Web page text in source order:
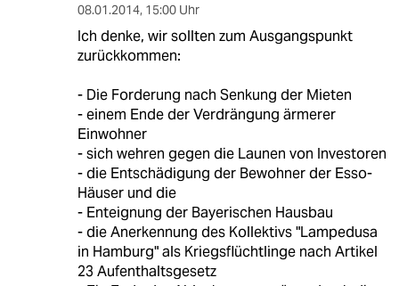
08.01.2014, 15:00 Uhr
Ich denke, wir sollten zum Ausgangspunkt
zurückkommen:
- Die Forderung nach Senkung der Mieten
- einem Ende der Verdrängung ärmerer
Einwohner
- sich wehren gegen die Launen von Investoren
- die Entschädigung der Bewohner der Esso-
Häuser und die
- Enteignung der Bayerischen Hausbau
- die Anerkennung des Kollektivs "Lampedusa
in Hamburg" als Kriegsflüchtlinge nach Artikel
23 Aufenthaltsgesetz